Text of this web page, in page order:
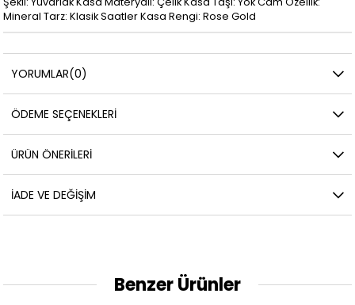
Mineral Tarz: Klasik Saatler Kasa Rengi: Rose Gold
YORUMLAR(0)
ÖDEME SEÇENEKLERI
ÜRÜN ÖNERILERI
İADE VE DEĞIŞIM
Benzer Ürünler